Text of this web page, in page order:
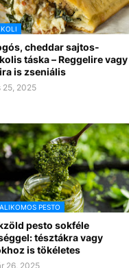
cheddar sajtos-
táska – Reggelire vagy
is zseniális
25, 2025
PESTO
pesto sokféle
tésztákra vagy
is tökéletes
26, 2025